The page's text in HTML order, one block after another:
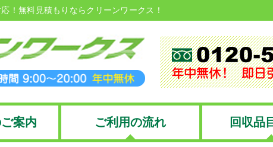
！無料見積もりならクリーンワークス！
案内 ご利用の流れ 回収品